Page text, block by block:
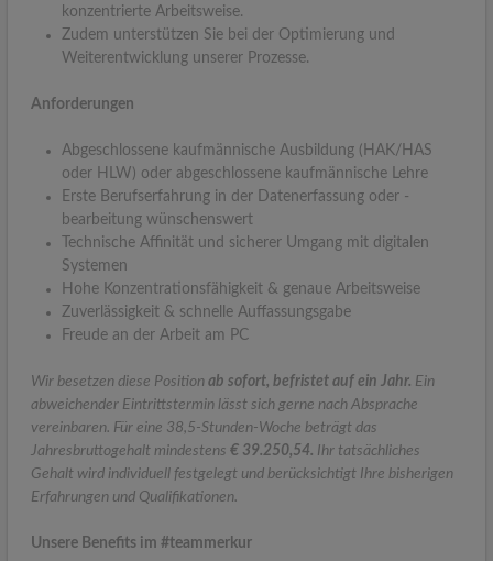
konzentrierte Arbeitsweise.
Zudem unterstützen Sie bei der Optimierung und
Weiterentwicklung unserer Prozesse.
Anforderungen
Abgeschlossene kaufmännische Ausbildung (HAK/HAS
oder HLW) oder abgeschlossene kaufmännische Lehre
Erste Berufserfahrung in der Datenerfassung oder -
bearbeitung wünschenswert
Technische Affinität und sicherer Umgang mit digitalen
Systemen
Hohe Konzentrationsfähigkeit & genaue Arbeitsweise
Zuverlässigkeit & schnelle Auffassungsgabe
Freude an der Arbeit am PC
Wir besetzen diese Position ab sofort, befristet auf ein Jahr. Ein
abweichender Eintrittstermin lässt sich gerne nach Absprache
vereinbaren. Für eine 38,5-Stunden-Woche beträgt das
Jahresbruttogehalt mindestens € 39.250,54. Ihr tatsächliches
Gehalt wird individuell festgelegt und berücksichtigt Ihre bisherigen
Erfahrungen und Qualifikationen.
Unsere Benefits im #teammerkur